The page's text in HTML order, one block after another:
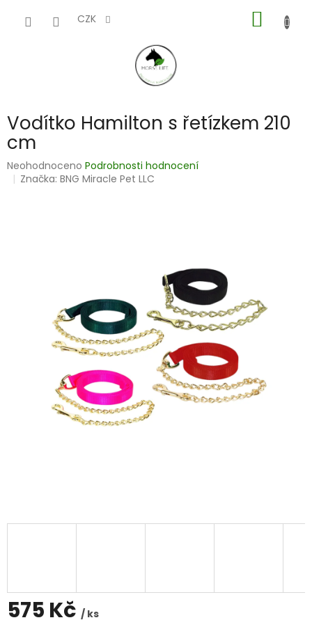
CZK
KOŠÍK
Vodítko Hamilton s řetízkem 210
cm
Průměrné
hodnocení
Neohodnoceno Podrobnosti hodnocení
Značka:BNG Miracle Pet LLC
575 Kč / ks